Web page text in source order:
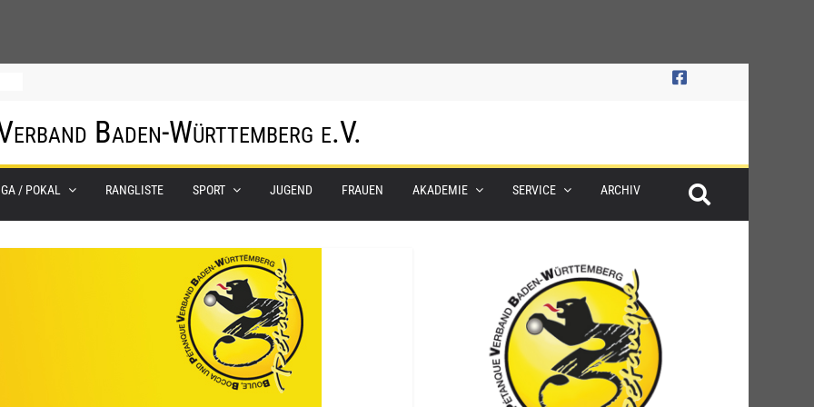
Baden-Württemberg e.V.
/ POKAL RANGLISTE SPORT JUGEND FRAUEN AKADEMIE SERVICE ARCHIV